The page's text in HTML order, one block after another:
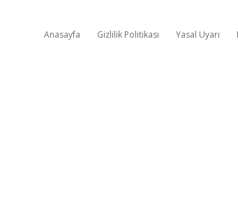
Anasayfa Gizlilik Politikası Yasal Uyarı